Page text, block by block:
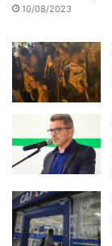
10/08/2023